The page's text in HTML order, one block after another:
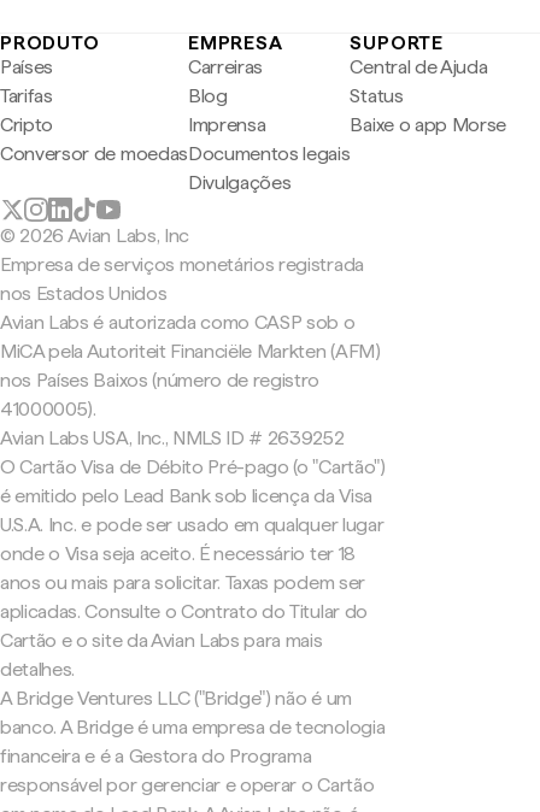
PRODUTO
Países
Tarifas
Cripto
Conversor de moedas
EMPRESA
Carreiras
Blog
Imprensa
Documentos legais
Divulgações
SUPORTE
Central de Ajuda
Status
Baixe o app Morse
© 2026 Avian Labs, Inc
Empresa de serviços monetários registrada
nos Estados Unidos
Avian Labs é autorizada como CASP sob o
MiCA pela Autoriteit Financiële Markten (AFM)
nos Países Baixos (número de registro
41000005).
Avian Labs USA, Inc., NMLS ID # 2639252
O Cartão Visa de Débito Pré-pago (o "Cartão")
é emitido pelo Lead Bank sob licença da Visa
U.S.A. Inc. e pode ser usado em qualquer lugar
onde o Visa seja aceito. É necessário ter 18
anos ou mais para solicitar. Taxas podem ser
aplicadas. Consulte o Contrato do Titular do
Cartão e o site da Avian Labs para mais
detalhes.
A Bridge Ventures LLC ("Bridge") não é um
banco. A Bridge é uma empresa de tecnologia
financeira e é a Gestora do Programa
responsável por gerenciar e operar o Cartão